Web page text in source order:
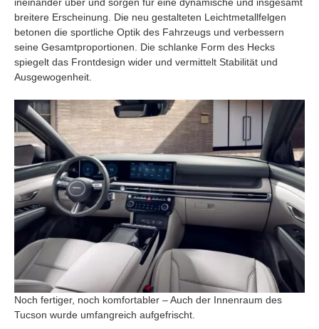
breitere Erscheinung. Die neu gestalteten Leichtmetallfelgen
betonen die sportliche Optik des Fahrzeugs und verbessern
seine Gesamtproportionen. Die schlanke Form des Hecks
spiegelt das Frontdesign wider und vermittelt Stabilität und
Ausgewogenheit.
Noch fertiger, noch komfortabler – Auch der Innenraum des
Tucson wurde umfangreich aufgefrischt.